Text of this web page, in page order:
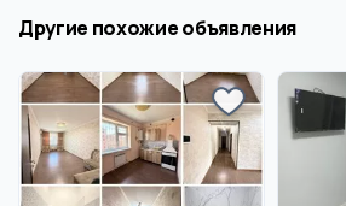
Другие похожие объявления